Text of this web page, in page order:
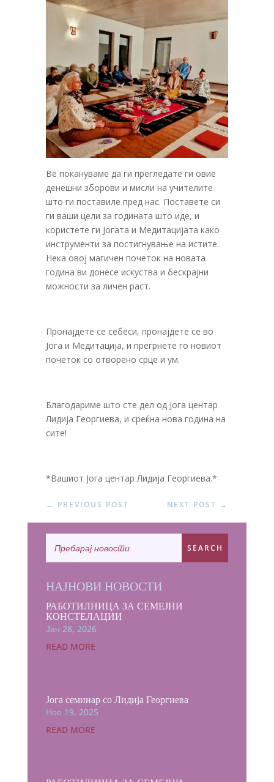
Ве покануваме да ги прегледате ги овие
денешни зборови и мисли на учителите
што ги поставиле пред нас. Поставете си
ги ваши цели за годината што иде, и
користете ги Јогата и Медитацијата како
инструменти за постигнување на истите.
Нека овој магичен почеток на новата
година ви донесе искуства и бескрајни
можности за личен раст.
Пронајдете се себеси, пронајдете се во
Јога и Медитација, и прегрнете го новиот
почеток со отворено срце и ум.
Благодариме што сте дел од Јога центар
Лидија Георгиева, и среќна нова година на
сите!
*Вашиот Јога центар Лидија Георгиева.*
← PREVIOUS POST NEXT POST →
НАЈНОВИ НОВОСТИ
РАБОТИЛНИЦА ЗА СЕМЕЈНИ
КОНСТЕЛАЦИИ
Јан 28, 2026
READ MORE
Јога семинар со Лидија Георгиева
Ное 19, 2025
READ MORE